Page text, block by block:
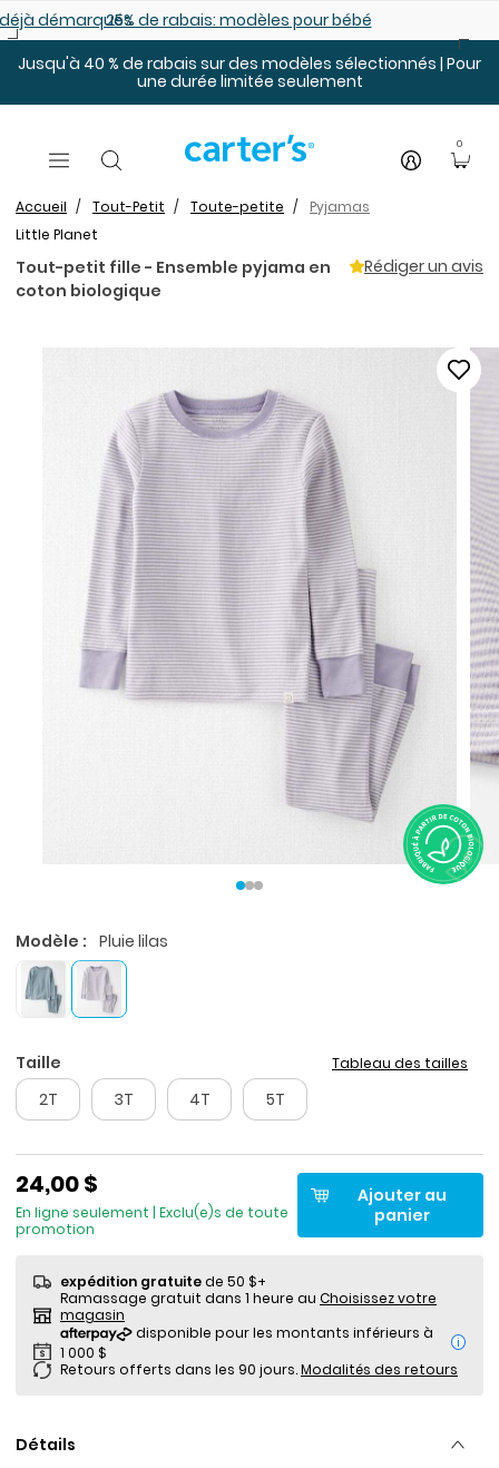
démarqués25% de rabais: modèles pour bébé
Jusqu'à 40 % de rabais sur des modèles sélectionnés | Pour
une durée limitée seulement
0
Accueil Tout-Petit Toute-petite
Pyjamas
Little Planet
Tout-petit fille - Ensemble pyjama en
coton biologique
Rédiger un avis
Modèle : Pluie lilas
Taille Tableau des tailles
2T 3T 4T 5T
24,00 $
En ligne seulement | Exclu(e)s de toute
promotion
Ajouter au
panier
expédition gratuitede 50 $+
Ramassage gratuit dans 1 heure au Choisissez votre
magasin
i
Retours offerts dans les 90 jours.Modalités des retours
Détails